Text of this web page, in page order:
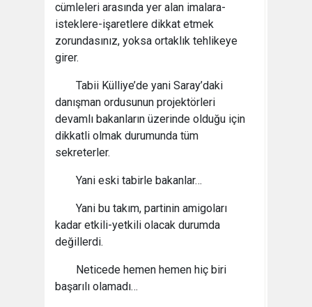
cümleleri arasında yer alan imalara-
isteklere-işaretlere dikkat etmek
zorundasınız, yoksa ortaklık tehlikeye
girer.
Tabii Külliye’de yani Saray’daki
danışman ordusunun projektörleri
devamlı bakanların üzerinde olduğu için
dikkatli olmak durumunda tüm
sekreterler.
Yani eski tabirle bakanlar…
Yani bu takım, partinin amigoları
kadar etkili-yetkili olacak durumda
değillerdi.
Neticede hemen hemen hiç biri
başarılı olamadı…